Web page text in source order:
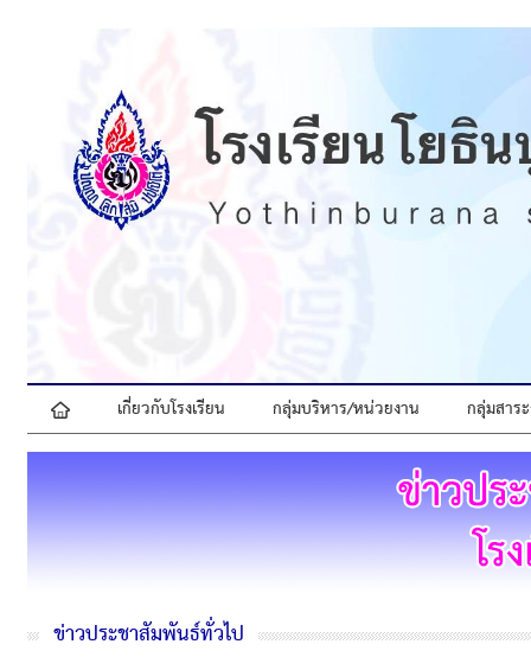
 เกี่ยวกับโรงเรียน กลุ่มบริหาร/หน่วยงาน กลุ่มสาร
ข่าวประชาสัมพันธ์ทั่วไป